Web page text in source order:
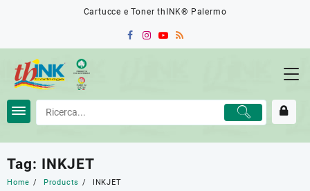
Cartucce e Toner thINK® Palermo
Tag: INKJET
Home Products INKJET